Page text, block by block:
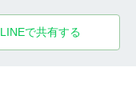
LINEで共有する